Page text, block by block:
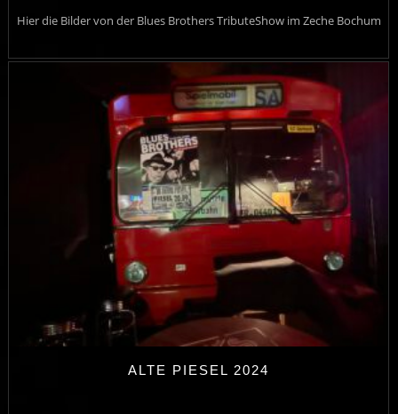
Hier die Bilder von der Blues Brothers TributeShow im Zeche Bochum
ALTE PIESEL 2024